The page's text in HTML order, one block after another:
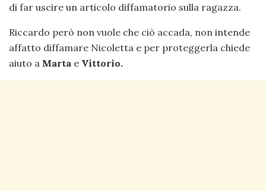
di far uscire un articolo diffamatorio sulla ragazza.
Riccardo però non vuole che ciò accada, non intende
affatto diffamare Nicoletta e per proteggerla chiede
aiuto a Marta e Vittorio.